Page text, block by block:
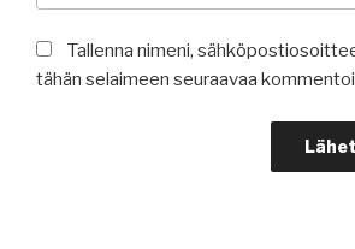
Tallenna nimeni,
tähän selaimeen seuraavaa